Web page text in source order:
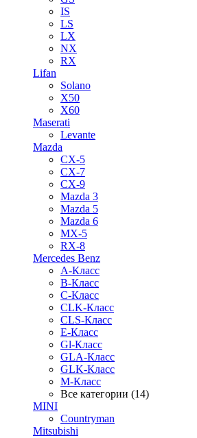
IS
LS
LX
NX
RX
Lifan
Solano
X50
X60
Maserati
Levante
Mazda
CX-5
CX-7
CX-9
Mazda 3
Mazda 5
Mazda 6
MX-5
RX-8
Mercedes Benz
A-Класс
B-Класс
C-Класс
CLK-Класс
CLS-Класс
E-Класс
Gl-Класс
GLA-Класс
GLK-Класс
M-Класс
Все категории (14)
MINI
Countryman
Mitsubishi